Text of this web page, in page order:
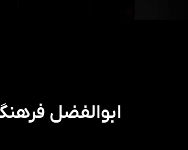
ابوالفضل